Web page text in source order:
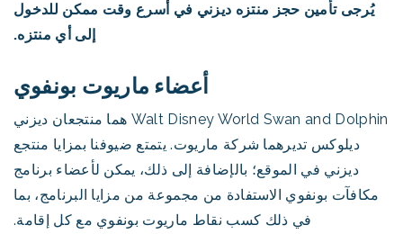
يُرجى تأمين حجز منتزه ديزني في أسرع وقت ممكن للدخول
إلى أي منتزه.
أعضاء ماريوت بونفوي
Walt Disney World Swan and Dolphin هما منتجعان ديزني
ديلوكس تديرهما شركة ماريوت. يتمتع ضيوفنا بمزايا منتجع
ديزني في الموقع؛ بالإضافة إلى ذلك، يمكن لأعضاء برنامج
مكافآت بونفوي الاستفادة من مجموعة من مزايا البرنامج، بما
في ذلك كسب نقاط ماريوت بونفوي مع كل إقامة.